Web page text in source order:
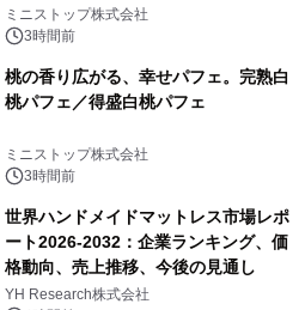
クーポンもらえる！※1
ミニストップ株式会社
3時間前
桃の香り広がる、幸せパフェ。完熟白
桃パフェ／得盛白桃パフェ
ミニストップ株式会社
3時間前
世界ハンドメイドマットレス市場レポ
ート2026-2032：企業ランキング、価
格動向、売上推移、今後の見通し
YH Research株式会社